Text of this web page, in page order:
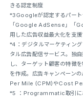
きる認定制度
*3Googleが認定するパート
「Google AdSense」「
用した広告収益最大化を支援
*4：デジタルマーケティン
タル広告配信サービス。独
し、ターゲット顧客の特徴
を作成。広告キャンペーン
Per Mile (CPM)やCost Per
*5 ：Programmatic取引に